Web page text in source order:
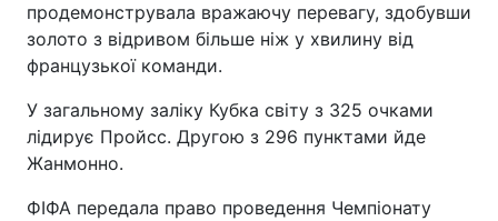
продемонструвала вражаючу перевагу, здобувши
золото з відривом більше ніж у хвилину від
французької команди.
У загальному заліку Кубка світу з 325 очками
лідирує Пройсс. Другою з 296 пунктами йде
Жанмонно.
ФІФА передала право проведення Чемпіонату